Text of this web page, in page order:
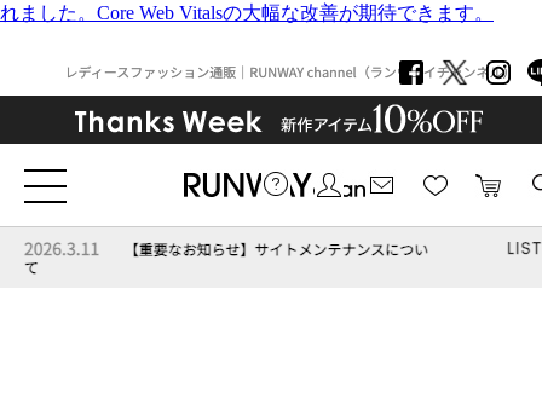
れました。Core Web Vitalsの大幅な改善が期待できます。